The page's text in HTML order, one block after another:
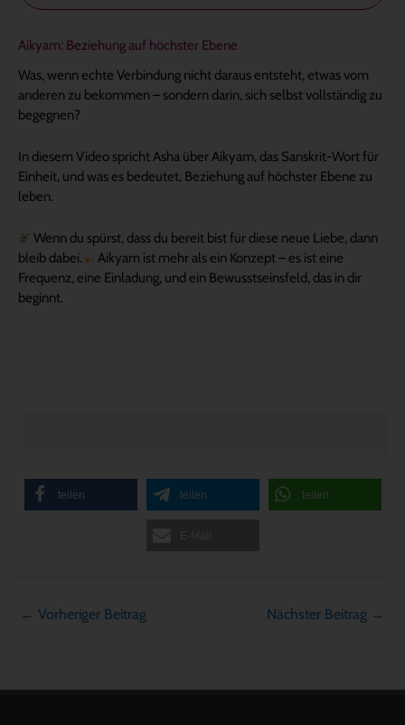
Aikyam: Beziehung auf höchster Ebene
Was, wenn echte Verbindung nicht daraus entsteht, etwas vom
anderen zu bekommen – sondern darin, sich selbst vollständig zu
begegnen?
In diesem Video spricht Asha über Aikyam, das Sanskrit-Wort für
Einheit, und was es bedeutet, Beziehung auf höchster Ebene zu
leben.
Wenn du spürst, dass du bereit bist für diese neue Liebe, dann
bleib dabei.
Aikyam ist mehr als ein Konzept – es ist eine
Frequenz, eine Einladung, und ein Bewusstseinsfeld, das in dir
beginnt.
teilen teilen teilen
← Vorheriger Beitrag Nächster Beitrag →